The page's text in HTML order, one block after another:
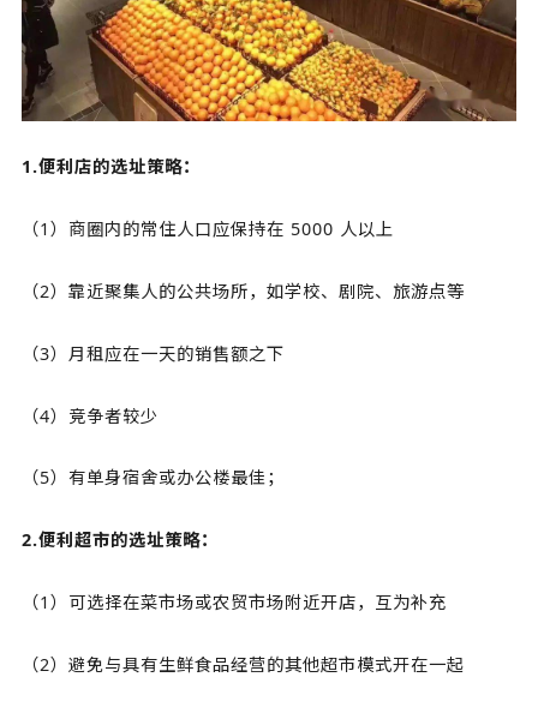
1.便利店的选址策略：
（1）商圈内的常住人口应保持在 5000 人以上
（2）靠近聚集人的公共场所，如学校、剧院、旅游点等
（3）月租应在一天的销售额之下
（4）竞争者较少
（5）有单身宿舍或办公楼最佳；
2.便利超市的选址策略：
（1）可选择在菜市场或农贸市场附近开店，互为补充
（2）避免与具有生鲜食品经营的其他超市模式开在一起